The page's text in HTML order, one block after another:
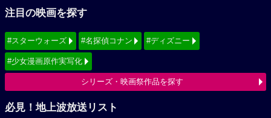
注目の映画を探す
#スターウォーズ #名探偵コナン #ディズニー
#少女漫画原作実写化
シリーズ・映画祭作品を探す
必見！地上波放送リスト